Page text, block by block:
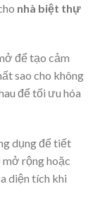
nhà biệt thự
để tạo cảm
sao cho không
để tối ưu hóa
dụng để tiết
mở rộng hoặc
diện tích khi